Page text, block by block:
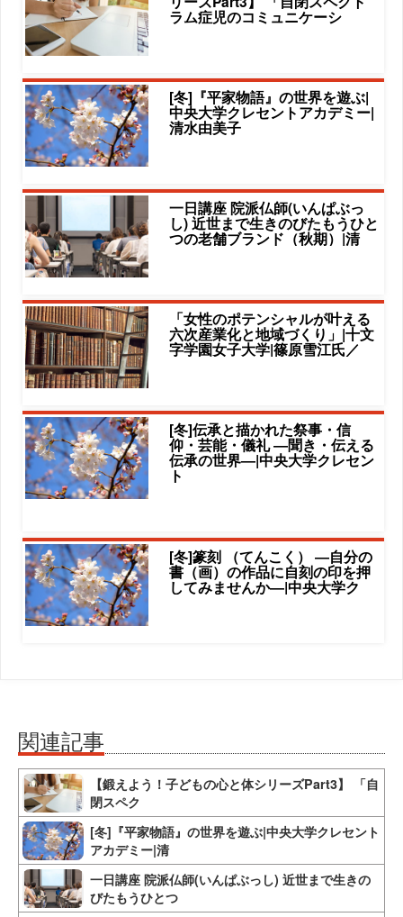
ラム症児のコミュニケーシ
[冬]『平家物語』の世界を遊ぶ|
中央大学クレセントアカデミー|
清水由美子
一日講座 院派仏師(いんぱぶっ
し) 近世まで生きのびたもうひと
つの老舗ブランド（秋期）|清
「女性のポテンシャルが叶える
六次産業化と地域づくり」|十文
字学園女子大学|篠原雪江氏／
[冬]伝承と描かれた祭事・信
仰・芸能・儀礼 ―聞き・伝える
伝承の世界―|中央大学クレセン
ト
[冬]篆刻 （てんこく） ―自分の
書（画）の作品に自刻の印を押
してみませんか―|中央大学ク
関連記事
【鍛えよう！子どもの心と体シリーズPart3】 「自
閉スペク
[冬]『平家物語』の世界を遊ぶ|中央大学クレセント
アカデミー|清
一日講座 院派仏師(いんぱぶっし) 近世まで生きの
びたもうひとつ